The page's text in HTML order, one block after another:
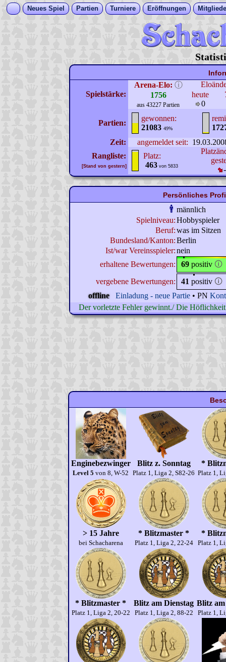
Neues Spiel Partien Turniere Eröffnungen
Spielstärke:
Arena-Elo: ⓘ
1756
aus 43227 Partien
heute
0
Partien:
gewonnen:
21083 49%
Zeit:
angemeldet seit:
Rangliste:
[Stand von gestern]
Platz:
463 von 5833
Persönliches
männlich
Spielniveau:Hobbyspieler
Beruf:was im Sitzen
Bundesland/Kanton:Berlin
Ist/war Vereinsspieler:nein
erhaltene Bewertungen:
69 positiv 🛈
vergebene Bewertungen:
41 positiv 🛈
offline
Einladung - neue Partie • PN
Der vorletzte Fehler gewinnt./ Die
Enginebezwinger
Level 5 von 8, W-52
Blitz z. Sonntag
Platz 1, Liga 2, S82-26
*
Platz 1,
> 15 Jahre
bei Schacharena
* Blitzmaster *
Platz 1, Liga 2, 22-24
*
Platz 1,
* Blitzmaster *
Platz 1, Liga 2, 20-22
Blitz am Dienstag
Platz 1, Liga 2, 88-22
Blitz
Platz 1,